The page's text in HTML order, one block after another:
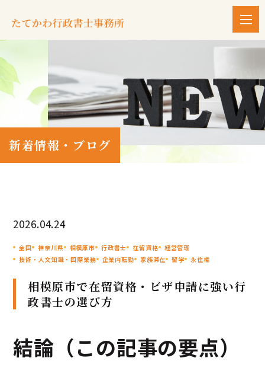
新着情報・ブログ
2026.04.24
全国 神奈川県 相模原市 行政書士 在留資格
経営管理
技術・人文知識・国際業務
企業内転勤 家族滞在 留学 永住権
相模原市で在留資格・ビザ申請に強い行
政書士の選び方
結論（この記事の要点）